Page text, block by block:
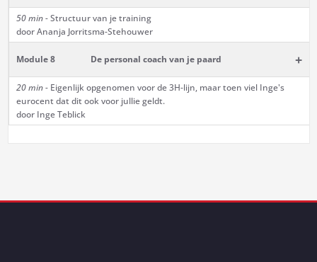
50 min -Structuur van je training
door Ananja Jorritsma-Stehouwer
Module 8 De personal coach van je paard +
20 min -Eigenlijk opgenomen voor de 3H-lijn, maar toen viel Inge's
eurocent dat dit ook voor jullie geldt.
door Inge Teblick